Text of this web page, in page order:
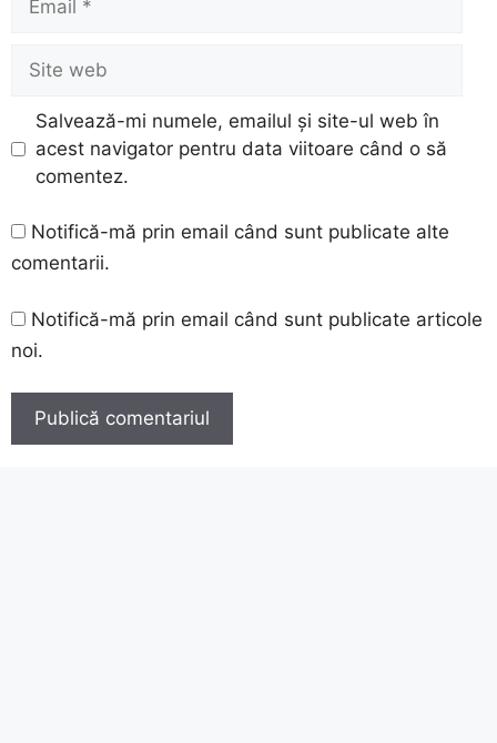
web
Salvează-mi numele, emailul și site-ul web în
acest navigator pentru data viitoare când o să
comentez.
Notifică-mă prin email când sunt publicate alte
comentarii.
Notifică-mă prin email când sunt publicate articole
noi.